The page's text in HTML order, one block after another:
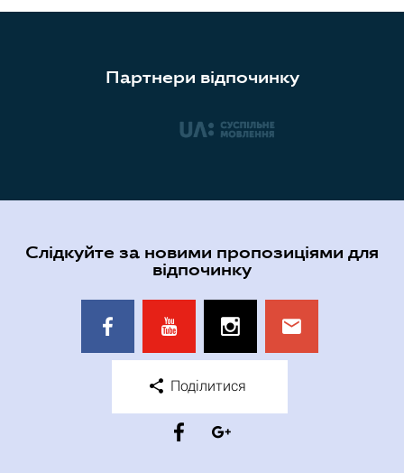
Партнери відпочинку
Слідкуйте за новими пропозиціями для
відпочинку
Поділитися